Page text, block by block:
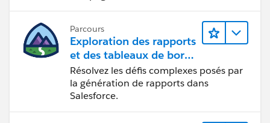
Parcours
Exploration des rapports
et des tableaux de bord
Lightning Experience
Résolvez les défis complexes posés par
la génération de rapports dans
Salesforce.